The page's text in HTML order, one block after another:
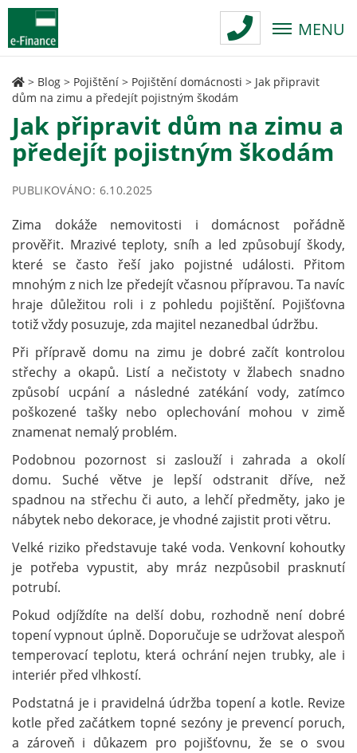
MENU
> Blog > Pojištění > Pojištění domácnosti > Jak připravit
dům na zimu a předejít pojistným škodám
Jak připravit dům na zimu a
předejít pojistným škodám
PUBLIKOVÁNO: 6.10.2025
Zima dokáže nemovitosti i domácnost pořádně
prověřit. Mrazivé teploty, sníh a led způsobují škody,
které se často řeší jako pojistné události. Přitom
mnohým z nich lze předejít včasnou přípravou. Ta navíc
hraje důležitou roli i z pohledu pojištění. Pojišťovna
totiž vždy posuzuje, zda majitel nezanedbal údržbu.
Při přípravě domu na zimu je dobré začít kontrolou
střechy a okapů. Listí a nečistoty v žlabech snadno
způsobí ucpání a následné zatékání vody, zatímco
poškozené tašky nebo oplechování mohou v zimě
znamenat nemalý problém.
Podobnou pozornost si zaslouží i zahrada a okolí
domu. Suché větve je lepší odstranit dříve, než
spadnou na střechu či auto, a lehčí předměty, jako je
nábytek nebo dekorace, je vhodné zajistit proti větru.
Velké riziko představuje také voda. Venkovní kohoutky
je potřeba vypustit, aby mráz nezpůsobil prasknutí
potrubí.
Pokud odjíždíte na delší dobu, rozhodně není dobré
topení vypnout úplně. Doporučuje se udržovat alespoň
temperovací teplotu, která ochrání nejen trubky, ale i
interiér před vlhkostí.
Podstatná je i pravidelná údržba topení a kotle. Revize
kotle před začátkem topné sezóny je prevencí poruch,
a zároveň i důkazem pro pojišťovnu, že se o svou